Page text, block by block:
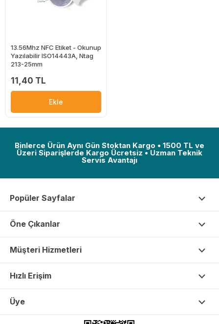
13.56Mhz NFC Etiket - Okunup
Yazılabilir ISO14443A, Ntag
213-25mm
11,40 TL
Ekle
Binlerce Ürün Aynı Gün Stoktan Kargo • 1500 TL ve
Üzeri Siparişlerde Kargo Ücretsiz • Uzman Teknik
Servis Avantajı
Popüler Sayfalar
Öne Çıkanlar
Müşteri Hizmetleri
Hızlı Erişim
Üye